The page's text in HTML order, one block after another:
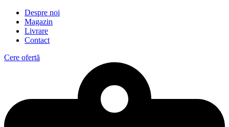
Despre noi
Magazin
Livrare
Contact
Cere ofertă